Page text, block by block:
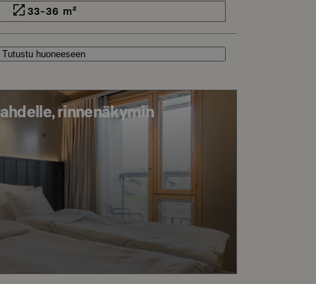
33-36 m²
Tutustu huoneeseen
rinnenäkymin